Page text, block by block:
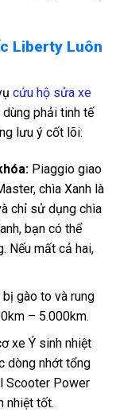
Liberty Luôn
cứu hộ sửa xe
phải tinh tế
lưu ý cốt lõi:
Piaggio giao
chìa Xanh là
chỉ sử dụng chìa
bạn có thể
Nếu mất cả hai,
gào to và rung
– 5.000km.
xe Ý sinh nhiệt
dòng nhớt tổng
Scooter Power
nhiệt tốt.